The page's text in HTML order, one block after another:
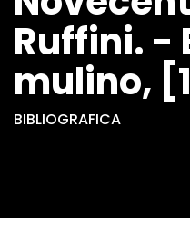
Ruffini. -
mulino,
BIBLIOGRAFICA